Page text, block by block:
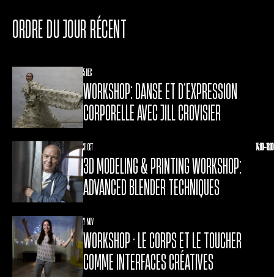
ORDRE DU JOUR RÉCENT
5 DEC
WORKSHOP: DANSE ET D’EXPRESSION
CORPORELLE AVEC JILL CROVISIER
31 OCT 14:00-18:00
3D MODELING & PRINTING WORKSHOP:
ADVANCED BLENDER TECHNIQUES
7 NOV
WORKSHOP • LE CORPS ET LE TOUCHER
COMME INTERFACES CRÉATIVES